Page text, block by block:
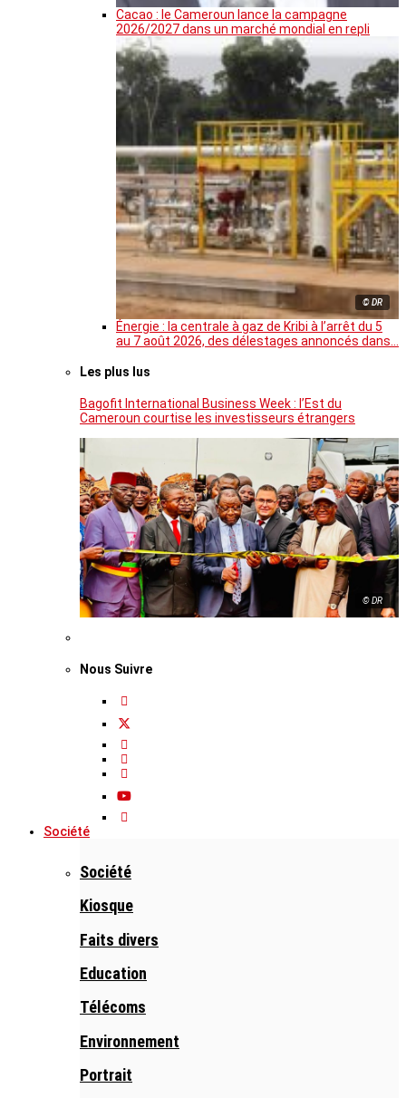
Cacao : le Cameroun lance la campagne
2026/2027 dans un marché mondial en repli
© DR
Énergie : la centrale à gaz de Kribi à l’arrêt du 5
au 7 août 2026, des délestages annoncés dans…
Les plus lus
Bagofit International Business Week : l’Est du
Cameroun courtise les investisseurs étrangers
© DR
Nous Suivre
Société
Société
Kiosque
Faits divers
Education
Télécoms
Environnement
Portrait